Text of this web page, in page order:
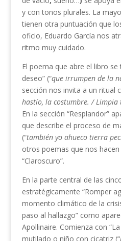
y con tonos plurales. La
tienen otra puntuación que
oficio, Eduardo García nos
ritmo muy cuidado.
El poema que abre el libro se
deseo” (“que irrumpen de la
sección nos invita a un ritual
hastío, la costumbre. / Limpia
En la sección “Resplandor”
que describe el proceso de
(“también yo ahueco tierra
otros poemas que nos hacen
“Claroscuro”.
En la parte central de las
estratégicamente “Romper
momento climático de la
paso al hallazgo” como
Apollinaire. Comienza con
mutilado o niño con cicatriz (“